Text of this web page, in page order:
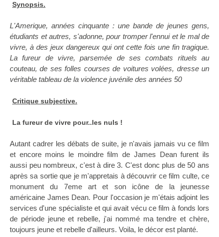
Synopsis.
L'Amerique, années cinquante : une bande de jeunes gens,
étudiants et autres, s'adonne, pour tromper l'ennui et le mal de
vivre, à des jeux dangereux qui ont cette fois une fin tragique.
La fureur de vivre, parsemée de ses combats rituels au
couteau, de ses folles courses de voitures volées, dresse un
véritable tableau de la violence juvénile des années 50
Critique subjective.
La fureur de vivre pour..les nuls !
Autant cadrer les débats de suite, je n'avais jamais vu ce film
et encore moins le moindre film de James Dean furent ils
aussi peu nombreux, c'est à dire 3. C'est donc plus de 50 ans
après sa sortie que je m'appretais à découvrir ce film culte, ce
monument du 7eme art et son icône de la jeunesse
américaine James Dean. Pour l'occasion je m'étais adjoint les
services d'une spécialiste et qui avait vécu ce film à fonds lors
de période jeune et rebelle, j'ai nommé ma tendre et chère,
toujours jeune et rebelle d'ailleurs. Voila, le décor est planté.